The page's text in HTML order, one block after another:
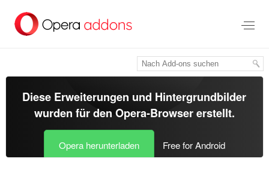
Hauptinhalt
springen
Diese Erweiterungen und Hintergrundbilder
wurden für den Opera-Browsererstellt.
Opera herunterladen Free for Android